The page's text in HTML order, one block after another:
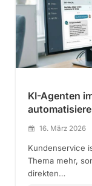
KI-Agenten
16. März 2026
Kundenservice
Thema mehr,
direkten…